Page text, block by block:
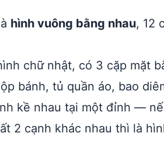
hình vuông bằng nhau, 12
chữ nhật, có 3 cặp mặt
bánh, tủ quần áo, bao
kề nhau tại một đỉnh —
2 cạnh khác nhau thì là